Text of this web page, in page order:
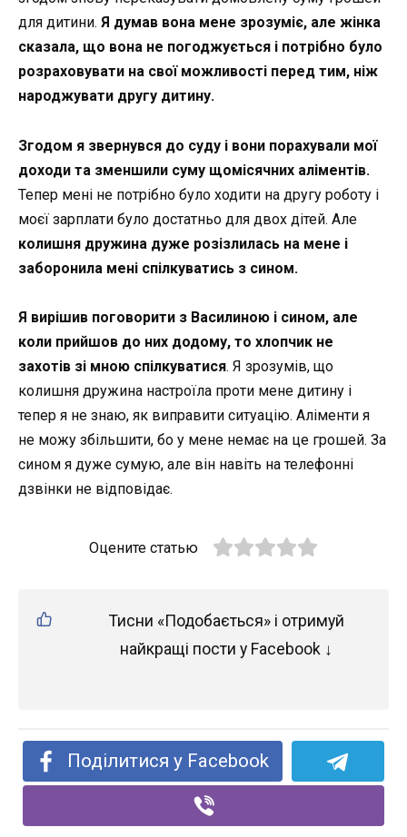
для дитини. Я думав вона мене зрозуміє, але жінка
сказала, що вона не погоджується і потрібно було
розраховувати на свої можливості перед тим, ніж
народжувати другу дитину.
Згодом я звернувся до суду і вони порахували мої
доходи та зменшили суму щомісячних аліментів.
Тепер мені не потрібно було ходити на другу роботу і
моєї зарплати було достатньо для двох дітей. Але
колишня дружина дуже розізлилась на мене і
заборонила мені спілкуватись з сином.
Я вирішив поговорити з Василиною і сином, але
коли прийшов до них додому, то хлопчик не
захотів зі мною спілкуватися. Я зрозумів, що
колишня дружина настроїла проти мене дитину і
тепер я не знаю, як виправити ситуацію. Аліменти я
не можу збільшити, бо у мене немає на це грошей. За
сином я дуже сумую, але він навіть на телефонні
дзвінки не відповідає.
Оцените статью
Тисни «Подобається» і отримуй
найкращі пости у Facebook ↓
Поділитися у Facebook